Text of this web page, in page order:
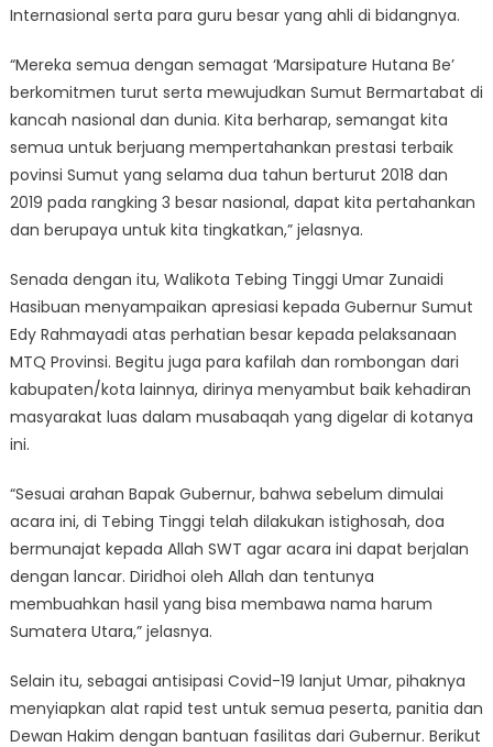
Internasional serta para guru besar yang ahli di bidangnya.
“Mereka semua dengan semagat ‘Marsipature Hutana Be’
berkomitmen turut serta mewujudkan Sumut Bermartabat di
kancah nasional dan dunia. Kita berharap, semangat kita
semua untuk berjuang mempertahankan prestasi terbaik
povinsi Sumut yang selama dua tahun berturut 2018 dan
2019 pada rangking 3 besar nasional, dapat kita pertahankan
dan berupaya untuk kita tingkatkan,” jelasnya.
Senada dengan itu, Walikota Tebing Tinggi Umar Zunaidi
Hasibuan menyampaikan apresiasi kepada Gubernur Sumut
Edy Rahmayadi atas perhatian besar kepada pelaksanaan
MTQ Provinsi. Begitu juga para kafilah dan rombongan dari
kabupaten/kota lainnya, dirinya menyambut baik kehadiran
masyarakat luas dalam musabaqah yang digelar di kotanya
ini.
“Sesuai arahan Bapak Gubernur, bahwa sebelum dimulai
acara ini, di Tebing Tinggi telah dilakukan istighosah, doa
bermunajat kepada Allah SWT agar acara ini dapat berjalan
dengan lancar. Diridhoi oleh Allah dan tentunya
membuahkan hasil yang bisa membawa nama harum
Sumatera Utara,” jelasnya.
Selain itu, sebagai antisipasi Covid-19 lanjut Umar, pihaknya
menyiapkan alat rapid test untuk semua peserta, panitia dan
Dewan Hakim dengan bantuan fasilitas dari Gubernur. Berikut